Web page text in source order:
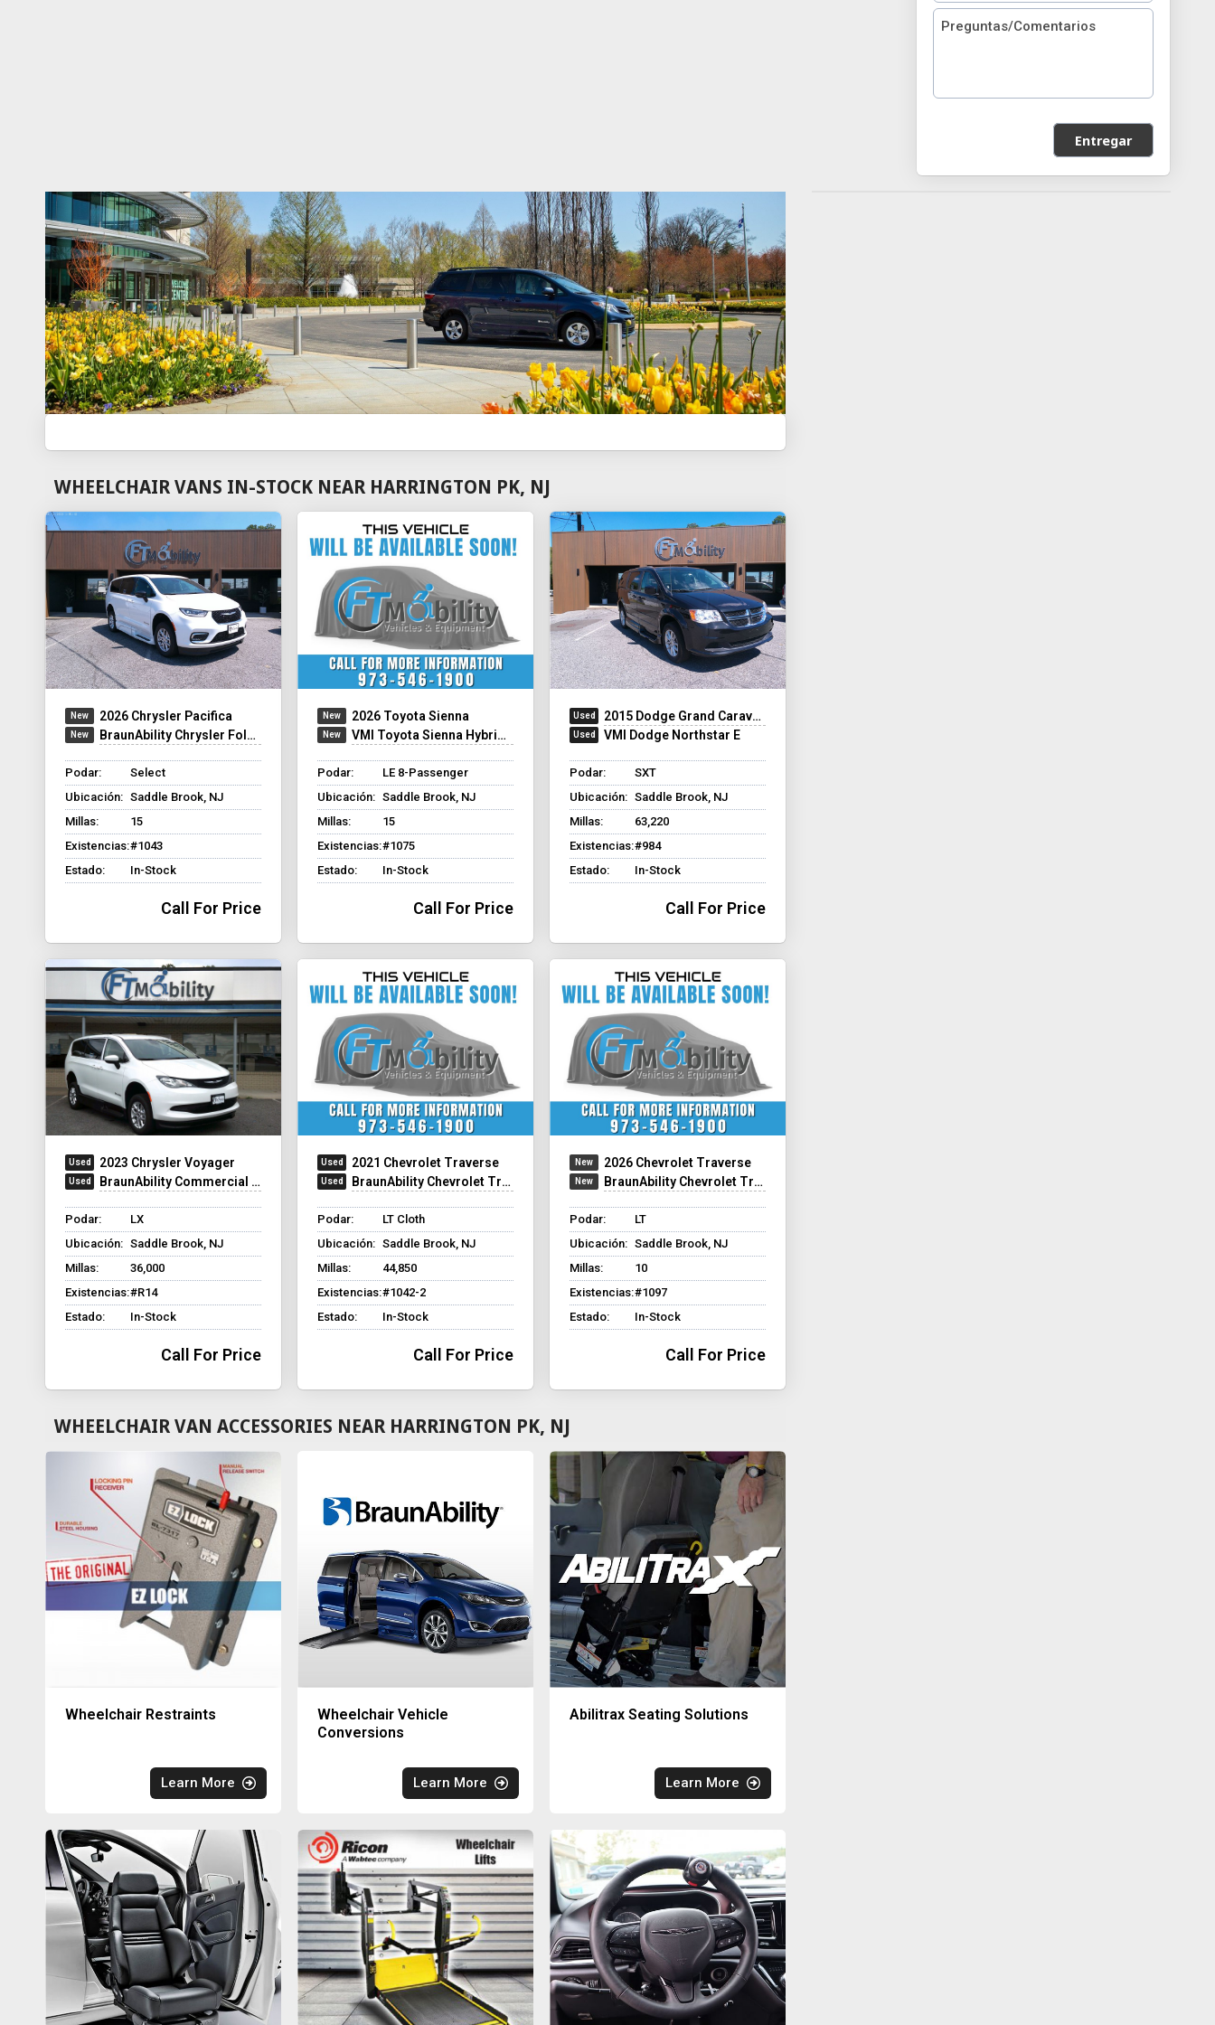
Entregar
WHEELCHAIR VANS IN-STOCK NEAR HARRINGTON PK, NJ
2026 Chrysler Pacifica
BraunAbility Chrysler Foldout XT
Podar:
Select
Ubicación: Saddle Brook, NJ
Millas:
15
Existencias:#1043
Estado:
In-Stock
Call For Price
2026 Toyota Sienna
VMI Toyota Sienna Hybrid - Rear Entry - FWD
Podar:
LE 8-Passenger
Ubicación: Saddle Brook, NJ
Millas:
15
Existencias:#1075
Estado:
In-Stock
Call For Price
2015 Dodge Grand Caravan
VMI Dodge Northstar E
Podar:
SXT
Ubicación: Saddle Brook, NJ
Millas:
63,220
Existencias:#984
Estado:
In-Stock
Call For Price
2023 Chrysler Voyager
BraunAbility Commercial Side-Entry Chrysler Voyager
Podar:
LX
Ubicación: Saddle Brook, NJ
Millas:
36,000
Existencias:#R14
Estado:
In-Stock
Call For Price
2021 Chevrolet Traverse
BraunAbility Chevrolet Traverse - Wheelchair SUV
Podar:
LT Cloth
Ubicación: Saddle Brook, NJ
Millas:
44,850
Existencias:#1042-2
Estado:
In-Stock
Call For Price
2026 Chevrolet Traverse
BraunAbility Chevrolet Traverse - Wheelchair SUV
Podar:
LT
Ubicación: Saddle Brook, NJ
Millas:
10
Existencias:#1097
Estado:
In-Stock
Call For Price
WHEELCHAIR VAN ACCESSORIES NEAR HARRINGTON PK, NJ
Wheelchair Restraints
Learn More
Wheelchair Vehicle
Conversions
Learn More
Abilitrax Seating Solutions
Learn More